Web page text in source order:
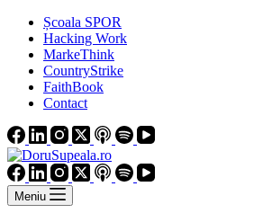
Școala SPOR
Hacking Work
MarkeThink
CountryStrike
FaithBook
Contact
Meniu